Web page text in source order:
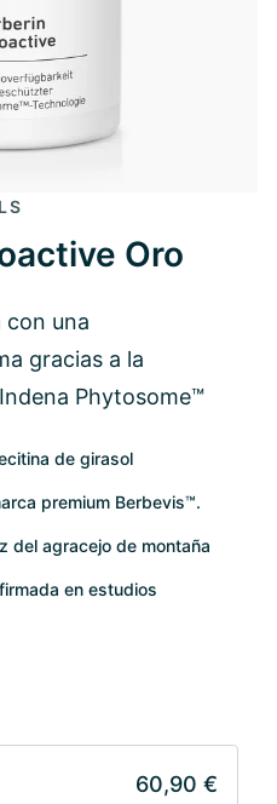
Oro
con una
gracias a la
Phytosome™
de girasol
premium Berbevis™.
del agracejo de montaña
en estudios
60,90 €